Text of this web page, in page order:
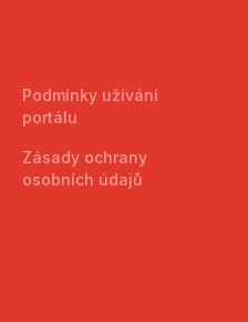
Podmínky užívání
portálu
Zásady ochrany
osobních údajů